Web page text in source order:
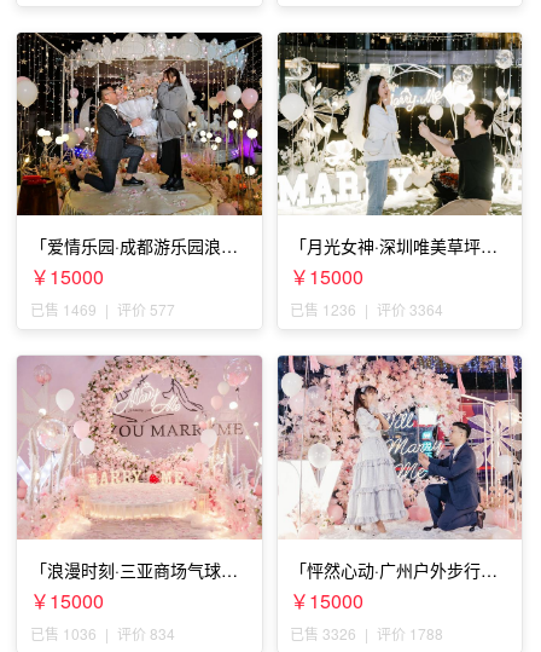
「爱情乐园·成都游乐园浪漫
求婚」
￥15000
已售 1469 | 评价 577
「月光女神·深圳唯美草坪浪
漫求婚」
￥15000
已售 1236 | 评价 3364
「浪漫时刻·三亚商场气球雨
惊喜求婚」
￥15000
已售 1036 | 评价 834
「怦然心动·广州户外步行街
求婚」
￥15000
已售 3326 | 评价 1788